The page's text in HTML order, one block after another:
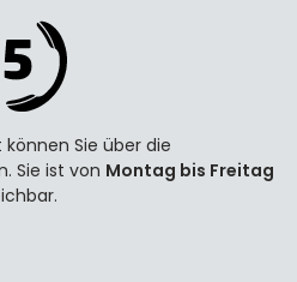
Sie über die
Sie ist von Montag bis Freitag